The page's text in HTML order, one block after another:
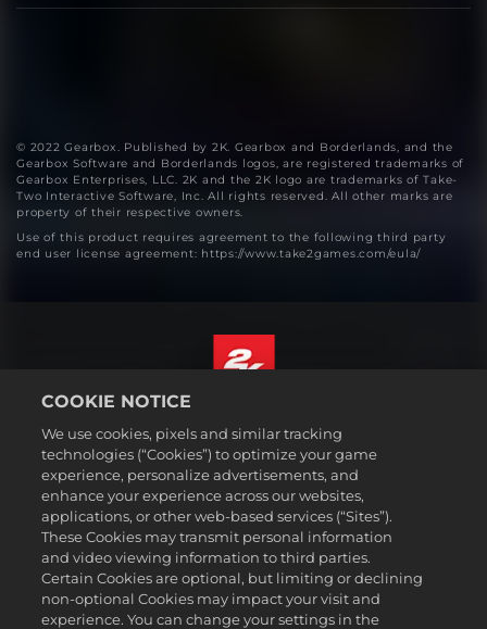
© 2022 Gearbox. Published by 2K. Gearbox and Borderlands, and the
Gearbox Software and Borderlands logos, are registered trademarks of
Gearbox Enterprises, LLC. 2K and the 2K logo are trademarks of Take-
Two Interactive Software, Inc. All rights reserved. All other marks are
property of their respective owners.
Use of this product requires agreement to the following third party
end user license agreement: https://www.take2games.com/eula/
Mentions légales
Politique de confidentialité
Politique sur les cookies
Support
Ne pas vendre ou partager mes informations personnelles
Order Lookup & Refunds
2K Ad Partners
Français Canadien
COOKIE NOTICE
We use cookies, pixels and similar tracking
technologies (“Cookies”) to optimize your game
experience, personalize advertisements, and
enhance your experience across our websites,
applications, or other web-based services (“Sites”).
These Cookies may transmit personal information
and video viewing information to third parties.
Certain Cookies are optional, but limiting or declining
non-optional Cookies may impact your visit and
experience. You can change your settings in the